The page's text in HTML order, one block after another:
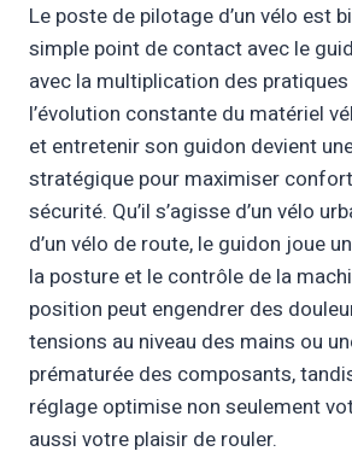
Le poste de pilotage d’un vélo est
simple point de contact avec le
avec la multiplication des
l’évolution constante du matériel
et entretenir son guidon devient
stratégique pour maximiser
sécurité. Qu’il s’agisse d’un vélo
d’un vélo de route, le guidon joue
la posture et le contrôle de la
position peut engendrer des
tensions au niveau des mains ou
prématurée des composants,
réglage optimise non seulement
aussi votre plaisir de rouler.